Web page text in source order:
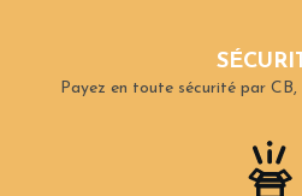
Payez en toute sécurité par